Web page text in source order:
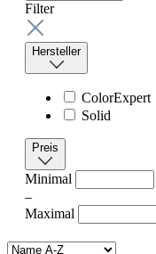
Filter
Hersteller
ColorExpert
Solid
Preis
Minimal
–
Maximal